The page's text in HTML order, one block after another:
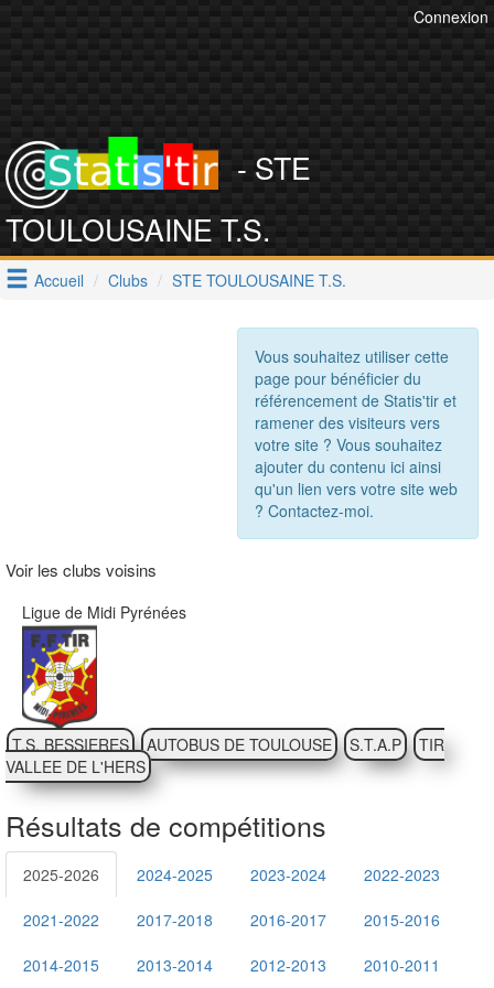
Connexion
- STE
TOULOUSAINE T.S.
Accueil Clubs STE TOULOUSAINE T.S.
Vous souhaitez utiliser cette
page pour bénéficier du
référencement de Statis'tir et
ramener des visiteurs vers
votre site ? Vous souhaitez
ajouter du contenu ici ainsi
qu'un lien vers votre site web
? Contactez-moi.
Voir les clubs voisins
Ligue de Midi Pyrénées
T.S. BESSIERES AUTOBUS DE TOULOUSE S.T.A.P
TIR
VALLEE DE L'HERS
Résultats de compétitions
2025-2026 2024-2025 2023-2024 2022-2023
2021-2022 2017-2018 2016-2017 2015-2016
2014-2015 2013-2014 2012-2013 2010-2011